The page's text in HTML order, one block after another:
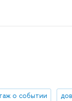
о событии